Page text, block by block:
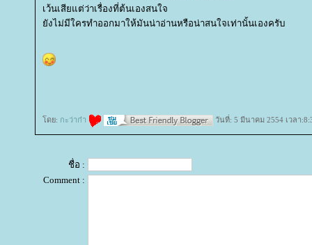
เว้นเสียแต่ว่าเรื่องที่ต้นเองสนใจ
ังไม่มีใครทำออกมาให้มันน่าอ่านหรือน่าสนใจเท่านั้นเองครับ
ดย: กะว่าก๋า วันที่: 5 มีนาคม 2554 เวลา
ชื่อ :
Comment :